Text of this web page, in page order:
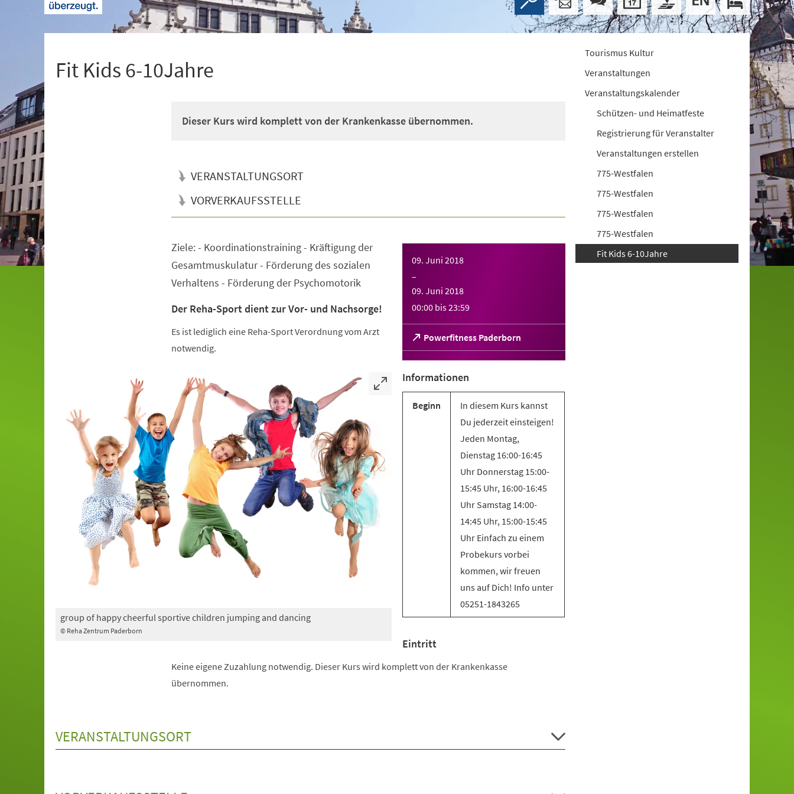
Fit Kids 6-10Jahre
Dieser Kurs wird komplett von der Krankenkasse übernommen.
VERANSTALTUNGSORT
VORVERKAUFSSTELLE
09. Juni 2018
–
09. Juni 2018
00:00 bis23:59
Powerfitness Paderborn
(Öffnet
in
einem
neuen
Tab)
Ziele: - Koordinationstraining - Kräftigung der
Gesamtmuskulatur - Förderung des sozialen
Verhaltens - Förderung der Psychomotorik
Der Reha-Sport dient zur Vor- und Nachsorge!
Es ist lediglich eine Reha-Sport Verordnung vom Arzt
notwendig.
© Reha Zentrum Paderborn
group of happy cheerful sportive children jumping and dancing
Informationen
Beginn
In diesem Kurs kannst
Du jederzeit einsteigen!
Jeden Montag,
Dienstag 16:00-16:45
Uhr Donnerstag 15:00-
15:45 Uhr, 16:00-16:45
Uhr Samstag 14:00-
14:45 Uhr, 15:00-15:45
Uhr Einfach zu einem
Probekurs vorbei
kommen, wir freuen
uns auf Dich! Info unter
05251-1843265
Eintritt
Keine eigene Zuzahlung notwendig. Dieser Kurs wird komplett von der Krankenkasse
übernommen.
VERANSTALTUNGSORT
Tourismus Kultur
Veranstaltungen
Veranstaltungskalender
Schützen- und Heimatfeste
Registrierung für Veranstalter
Veranstaltungen erstellen
775-Westfalen
775-Westfalen
775-Westfalen
775-Westfalen
Fit Kids 6-10Jahre